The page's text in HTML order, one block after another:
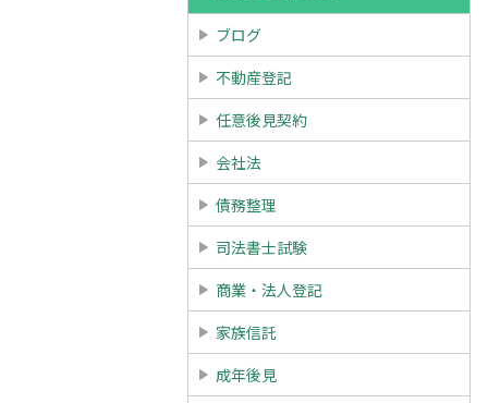
ブログ
不動産登記
任意後見契約
会社法
債務整理
司法書士試験
商業・法人登記
家族信託
成年後見